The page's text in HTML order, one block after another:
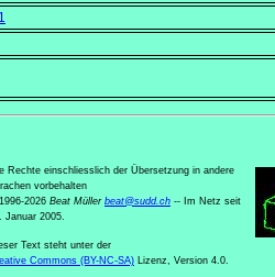
Rechte einschliesslich der Übersetzung in andere
vorbehalten
2026 Beat Müller beat@sudd.ch -- Im Netz seit
Januar 2005.
Text steht unter der
Commons (BY-NC-SA) Lizenz, Version 4.0.